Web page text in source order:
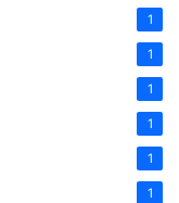
1
1
1
1
1
1